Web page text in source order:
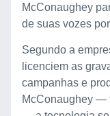
McConaughey
de suas vozes
Segundo a
licenciem as
campanhas e
McConaughey —